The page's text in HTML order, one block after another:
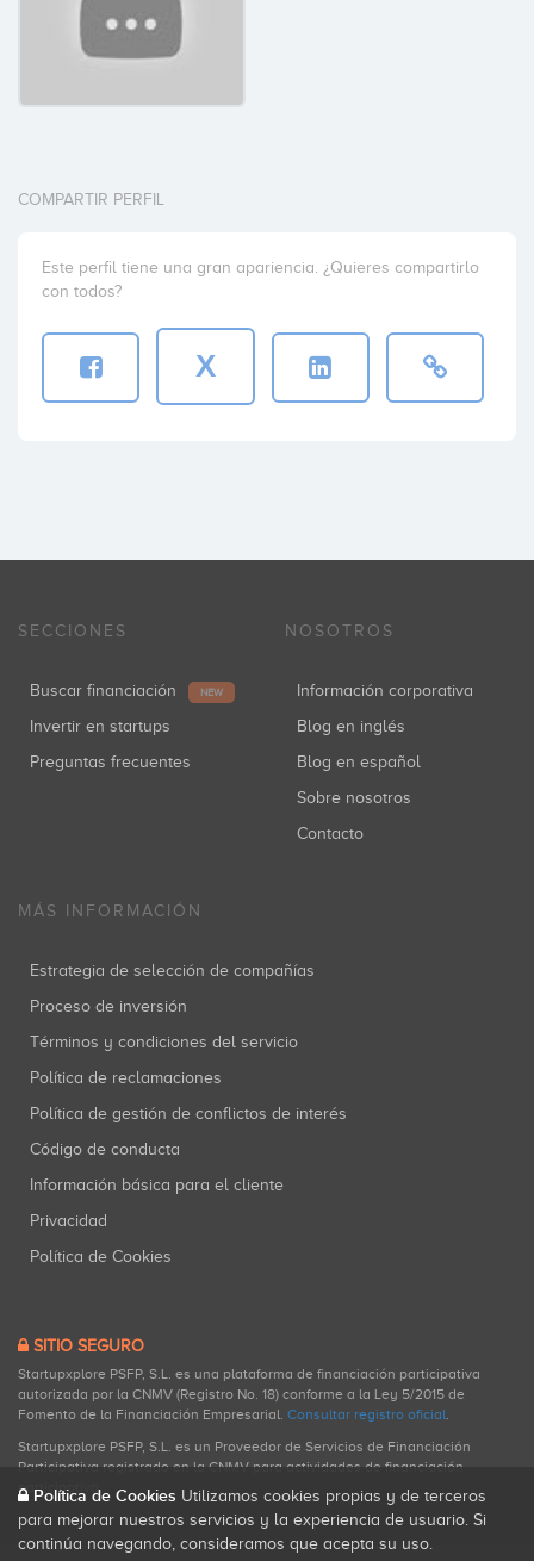
COMPARTIR PERFIL
Este perfil tiene una gran apariencia. ¿Quieres compartirlo
con todos?
X
SECCIONES
Buscar financiación NEW
Invertir en startups
Preguntas frecuentes
NOSOTROS
Información corporativa
Blog en inglés
Blog en español
Sobre nosotros
Contacto
MÁS INFORMACIÓN
Estrategia de selección de compañías
Proceso de inversión
Términos y condiciones del servicio
Política de reclamaciones
Política de gestión de conflictos de interés
Código de conducta
Información básica para el cliente
Privacidad
Política de Cookies
SITIO SEGURO
Startupxplore PSFP, S.L. es una plataforma de financiación participativa
autorizada por la CNMV (Registro No. 18) conforme a la Ley 5/2015 de
Fomento de la Financiación Empresarial. Consultar registro oficial.
Startupxplore PSFP, S.L. es un Proveedor de Servicios de Financiación
Participativa registrado en la CNMV para actividades de financiación
participativa.
Política de Cookies Utilizamos cookies propias y de terceros
para mejorar nuestros servicios y la experiencia de usuario. Si
continúa navegando, consideramos que acepta su uso.